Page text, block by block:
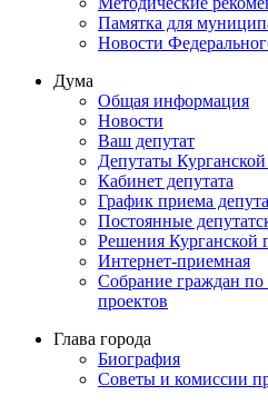
Памятка для
Новости
Дума
Общая информация
Новости
Ваш депутат
Депутаты
Кабинет депутата
График приема
Постоянные
Решения Курганской
Интернет-приемная
Собрание граждан
проектов
Глава города
Биография
Советы и комиссии